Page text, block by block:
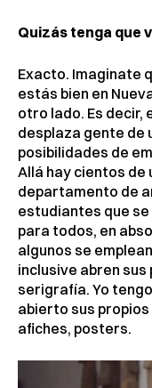
Quizás tenga que
Exacto. Imaginate
estás bien en
otro lado. Es decir,
desplaza gente de
posibilidades de
Allá hay cientos de
departamento de
estudiantes que se
para todos, en
algunos se
inclusive abren
serigrafía. Yo
abierto sus
afiches, posters.